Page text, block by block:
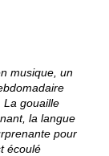
musique, un
La gouaille
la langue
pour
écoulé